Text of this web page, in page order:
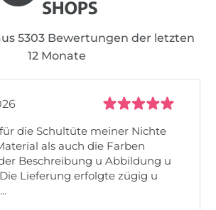
5303 Bewertungen der letzten
12 Monate
die Schultüte meiner Nichte
als auch die Farben
Beschreibung u Abbildung u
Lieferung erfolgte zügig u